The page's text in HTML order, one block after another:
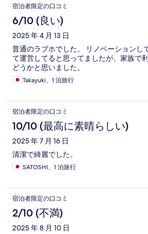
宿泊者限定の口コミ
6/10 (良い)
2025 年 4 月 13 日
普通のラブホでした。 リノベーションし
て運営してると思ってましたが、家族で
どうかと思いました。
Takayuki、1 泊旅行
宿泊者限定の口コミ
10/10 (最高に素晴らしい)
2025 年 7 月 16 日
清潔で綺麗でした。
SATOSHI、1 泊旅行
宿泊者限定の口コミ
2/10 (不満)
2025 年 8 月 10 日